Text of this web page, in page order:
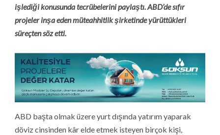
işlediği konusunda tecrübelerini paylaştı. ABD’de sıfır
projeler inşa eden müteahhitlik şirketinde yürüttükleri
süreçten söz etti.
ABD başta olmak üzere yurt dışında yatırım yaparak
döviz cinsinden kâr elde etmek isteyen birçok kişi,